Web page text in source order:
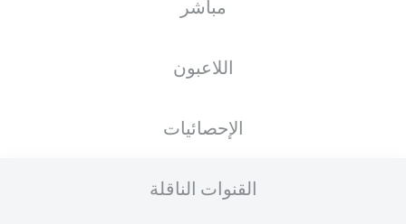
مباشر
اللاعبون
الإحصائيات
القنوات الناقلة
انطلاق المباراة.